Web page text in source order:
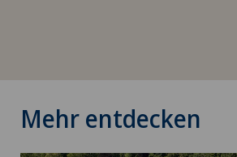
Mehr entdecken